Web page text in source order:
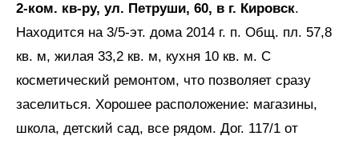
2-ком. кв-ру, ул. Петруши, 60, в г. Кировск.
Находится на 3/5-эт. дома 2014 г. п. Общ. пл. 57,8
кв. м, жилая 33,2 кв. м, кухня 10 кв. м. С
косметический ремонтом, что позволяет сразу
заселиться. Хорошее расположение: магазины,
школа, детский сад, все рядом. Дог. 117/1 от